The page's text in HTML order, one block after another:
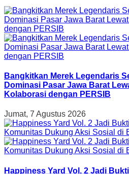
Bangkitkan Merek Legendaris
Dominasi Pasar Jawa Barat
Kolaborasi dengan PERSIB
Jumat, 7 Agustus 2026
Happiness Yard Vol. 2 Jadi